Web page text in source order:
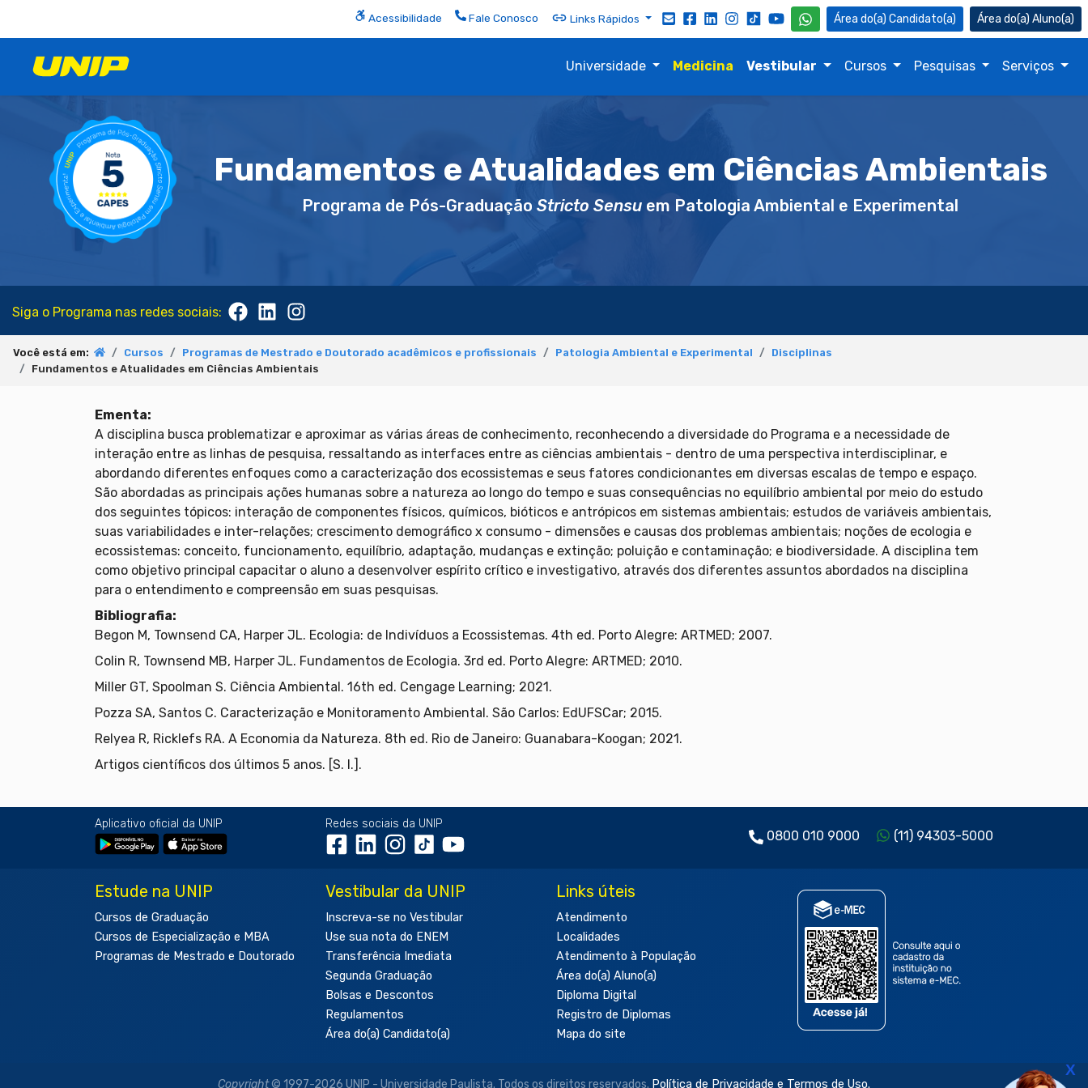
Acessibilidade Fale Conosco Links Rápidos Candidato(a) Aluno(a)
Universidade Medicina Vestibular Cursos Pesquisas Serviços
Fundamentos e Atualidades em Ciências Ambientais
Programa de Pós-Graduação Stricto Sensu em Patologia Ambiental e Experimental
Siga o Programa nas redes sociais:
Você está em: Cursos Programas de Mestrado e Doutorado acadêmicos e profissionais Patologia Ambiental e Experimental
Disciplinas
Fundamentos e Atualidades em Ciências Ambientais
Ementa:
A disciplina busca problematizar e aproximar as várias áreas de conhecimento, reconhecendo a diversidade do Programa e a necessidade de
interação entre as linhas de pesquisa, ressaltando as interfaces entre as ciências ambientais - dentro de uma perspectiva interdisciplinar, e
abordando diferentes enfoques como a caracterização dos ecossistemas e seus fatores condicionantes em diversas escalas de tempo e espaço.
São abordadas as principais ações humanas sobre a natureza ao longo do tempo e suas consequências no equilíbrio ambiental por meio do estudo
dos seguintes tópicos: interação de componentes físicos, químicos, bióticos e antrópicos em sistemas ambientais; estudos de variáveis ambientais,
suas variabilidades e inter-relações; crescimento demográfico x consumo - dimensões e causas dos problemas ambientais; noções de ecologia e
ecossistemas: conceito, funcionamento, equilíbrio, adaptação, mudanças e extinção; poluição e contaminação; e biodiversidade. A disciplina tem
como objetivo principal capacitar o aluno a desenvolver espírito crítico e investigativo, através dos diferentes assuntos abordados na disciplina
para o entendimento e compreensão em suas pesquisas.
Bibliografia:
Begon M, Townsend CA, Harper JL. Ecologia: de Indivíduos a Ecossistemas. 4th ed. Porto Alegre: ARTMED; 2007.
Colin R, Townsend MB, Harper JL. Fundamentos de Ecologia. 3rd ed. Porto Alegre: ARTMED; 2010.
Miller GT, Spoolman S. Ciência Ambiental. 16th ed. Cengage Learning; 2021.
Pozza SA, Santos C. Caracterização e Monitoramento Ambiental. São Carlos: EdUFSCar; 2015.
Relyea R, Ricklefs RA. A Economia da Natureza. 8th ed. Rio de Janeiro: Guanabara-Koogan; 2021.
Artigos científicos dos últimos 5 anos. [S. l.].
Aplicativo oficial da UNIP Redes sociais da UNIP
0800 010 9000 (11) 94303-5000
Estude na UNIP
Cursos de Graduação
Cursos de Especialização e MBA
Programas de Mestrado e Doutorado
Vestibular da UNIP
Inscreva-se no Vestibular
Use sua nota do ENEM
Transferência Imediata
Segunda Graduação
Bolsas e Descontos
Regulamentos
Área do(a) Candidato(a)
Links úteis
Atendimento
Localidades
Atendimento à População
Área do(a) Aluno(a)
Diploma Digital
Registro de Diplomas
Mapa do site
Copyright© 1997-2026 UNIP - Universidade Paulista. Todos os direitos reservados. Política de Privacidade e Termos de Uso.
X